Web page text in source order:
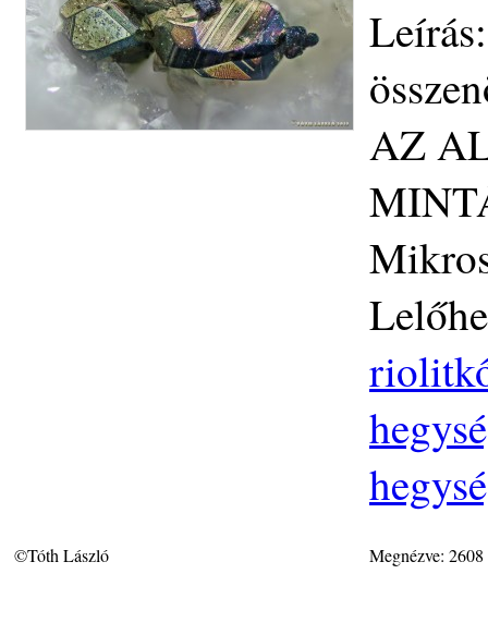
AZ
©Tóth László Megnézve: